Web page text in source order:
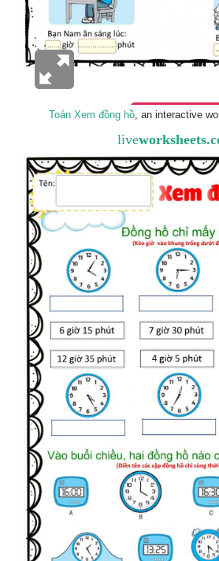
Toán Xem đồng hồ, an interactive
live